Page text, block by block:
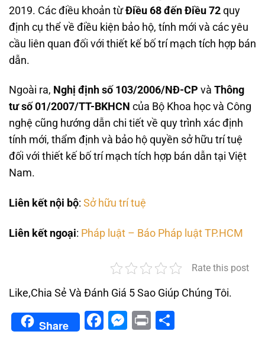
2019. Các điều khoản từĐiều 68 đến Điều 72 quy
định cụ thể về điều kiện bảo hộ, tính mới và các yêu
cầu liên quan đối với thiết kế bố trí mạch tích hợp bán
dẫn.
Ngoài ra, Nghị định số 103/2006/NĐ-CP và Thông
tư số 01/2007/TT-BKHCN của Bộ Khoa học và Công
nghệ cũng hướng dẫn chi tiết về quy trình xác định
tính mới, thẩm định và bảo hộ quyền sở hữu trí tuệ
đối với thiết kế bố trí mạch tích hợp bán dẫn tại Việt
Nam.
Liên kết nội bộ: Sở hữu trí tuệ
Liên kết ngoại: Pháp luật – Báo Pháp luật TP.HCM
Rate this post
Like,Chia Sẻ Và Đánh Giá 5 Sao Giúp Chúng Tôi.
Share Facebook
Messenger
Print